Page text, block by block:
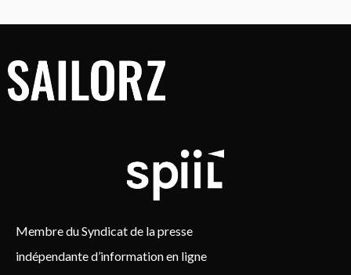
Membre du Syndicat de la presse
indépendante d’information en ligne